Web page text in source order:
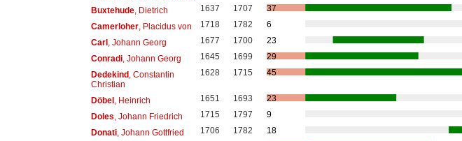
Buxtehude, Dietrich 1637 1707
37
Camerloher, Placidus von 1718 1782
6
Carl, Johann Georg 1677 1700
23
Conradi, Johann Georg 1645 1699
29
Dedekind, Constantin
Christian
1628 1715 45
Döbel, Heinrich 1651 1693
23
Doles , Johann Friedrich 1715 1797
9
Donati, Johann Gottfried 1706 1782
18